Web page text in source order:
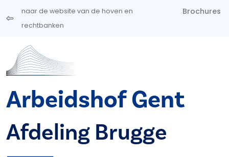
Overslaan en naar de inhoud gaan
naar de website van de hoven en
rechtbanken
Brochures
Arbeidshof Gent
Afdeling Brugge